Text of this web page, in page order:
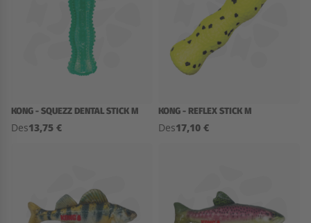
KONG - SQUEZZ DENTAL STICK M
Des13,75 €
KONG - REFLEX STICK M
Des17,10 €